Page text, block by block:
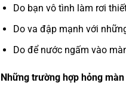
Do bạn vô tình làm rơi
Do va đập mạnh với
Do để nước ngấm vào
Những trường hợp hỏng